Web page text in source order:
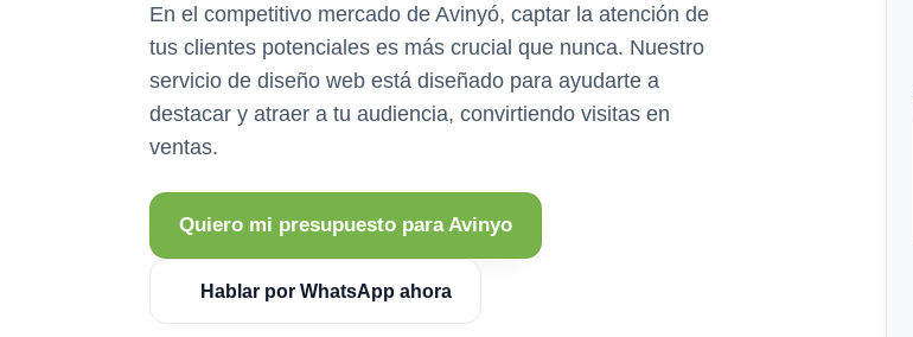
En el competitivo mercado de Avinyó, captar la atención de
tus clientes potenciales es más crucial que nunca. Nuestro
servicio de diseño web está diseñado para ayudarte a
destacar y atraer a tu audiencia, convirtiendo visitas en
ventas.
Quiero mi presupuesto para Avinyo
Hablar por WhatsApp ahora